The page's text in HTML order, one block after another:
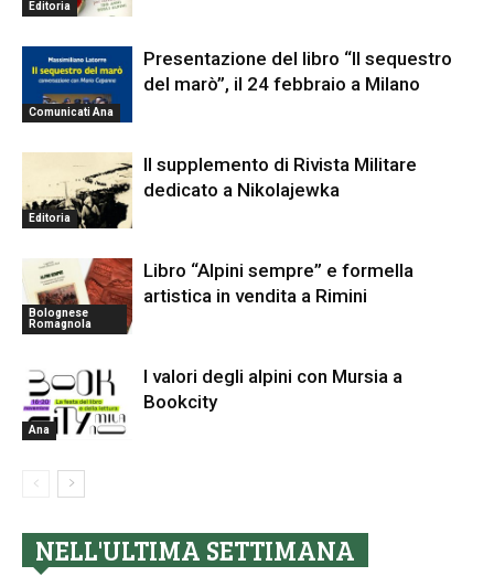
Editoria
Comunicati Ana
Presentazione del libro “Il sequestro
del marò”, il 24 febbraio a Milano
Editoria
Il supplemento di Rivista Militare
dedicato a Nikolajewka
Bolognese
Romagnola
Libro “Alpini sempre” e formella
artistica in vendita a Rimini
Ana
I valori degli alpini con Mursia a
Bookcity
NELL'ULTIMA SETTIMANA